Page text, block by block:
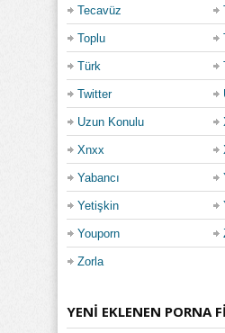
Tecavüz
Toplu
Türk
Twitter
Uzun Konulu
Xnxx
Yabancı
Yetişkin
Youporn
Zorla
YENI EKLENEN PORNA